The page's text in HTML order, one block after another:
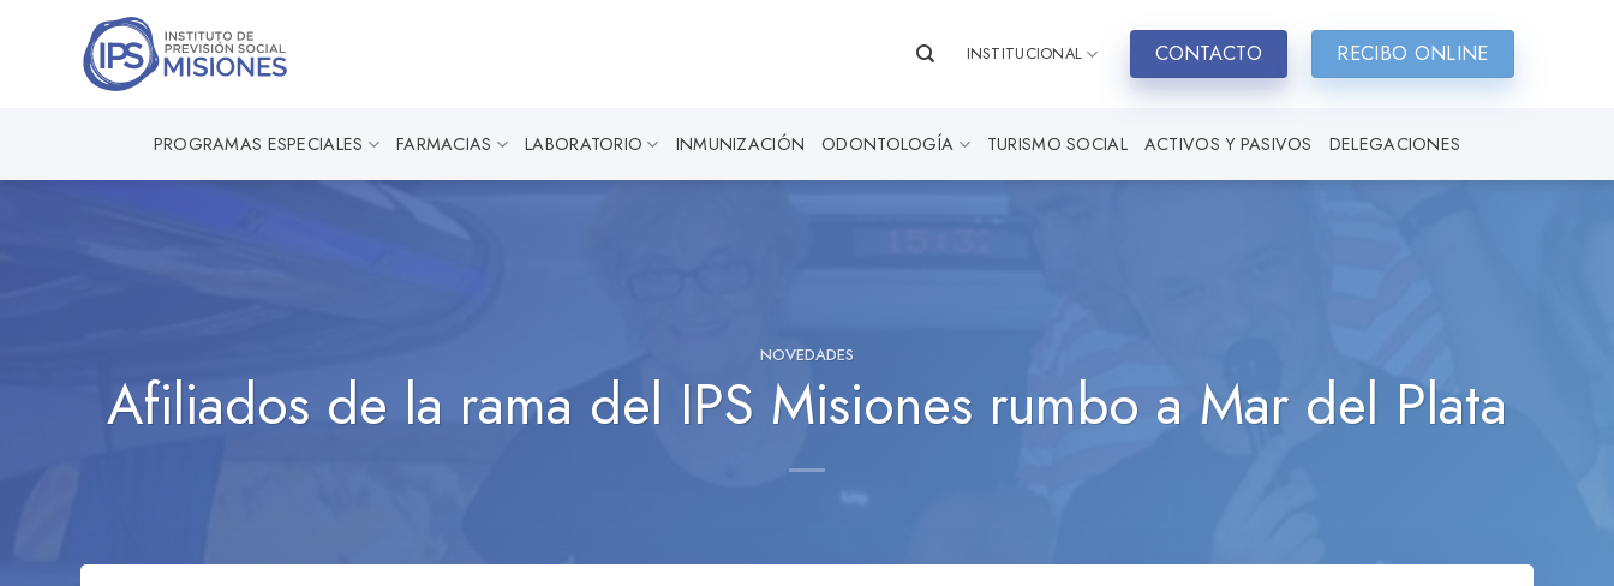
INSTITUCIONAL CONTACTO RECIBO ONLINE
PROGRAMAS ESPECIALES FARMACIAS LABORATORIO INMUNIZACIÓN ODONTOLOGÍA TURISMO SOCIAL ACTIVOS Y PASIVOS DELEGACIONES
NOVEDADES
Afiliados de la rama del IPS Misiones rumbo a Mar del Plata